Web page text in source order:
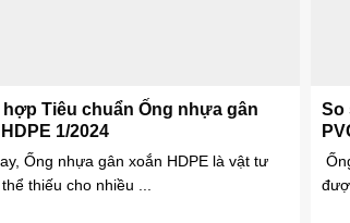
Tiêu chuẩn Ống nhựa gân
1/2024
Ống nhựa gân xoắn HDPE là vật tư
thiếu cho nhiều ...
So